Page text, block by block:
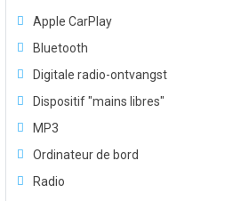
Apple CarPlay
Bluetooth
Digitale radio-ontvangst
Dispositif "mains libres"
MP3
Ordinateur de bord
Radio